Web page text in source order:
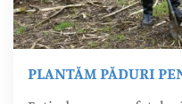
PLANTĂM PĂDURI